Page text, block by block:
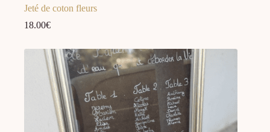
Jeté de coton fleurs
18.00€